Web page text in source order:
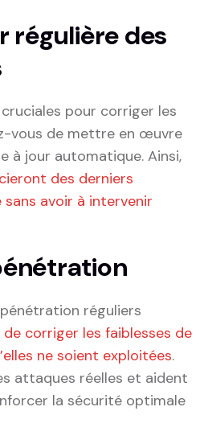
régulière des
⁢pour corriger les
vous de mettre en œuvre
à jour automatique. ⁣Ainsi,
des derniers
avoir à intervenir
réguliers
de corriger les​ faiblesses ⁢de
ne soient exploitées.
attaques réelles et aident
la sécurité optimale